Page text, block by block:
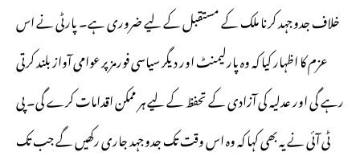
خلاف جدوجہد کرنا ملک کے مستقبل کے لیے ضروری ہے۔ پارٹی نے اس
عزم کا اظہار کیا کہ وہ پارلیمنٹ اور دیگر سیاسی فورمز پر عوامی آواز بلند کرتی
رہے گی اور عدلیہ کی آزادی کے تحفظ کے لیے ہر ممکن اقدامات کرے گی۔ پی
ٹی آئی نے یہ بھی کہا کہ وہ اس وقت تک جدوجہد جاری رکھیں گے جب تک